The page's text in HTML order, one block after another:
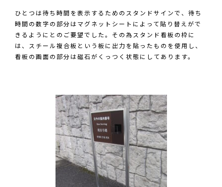
ひとつは待ち時間を表示するためのスタンドサインで、待ち
時間の数字の部分はマグネットシートによって貼り替えがで
きるようにとのご要望でした。その為スタンド看板の枠に
は、スチール複合板という板に出力を貼ったものを使用し、
看板の画面の部分は磁石がくっつく状態にしてあります。